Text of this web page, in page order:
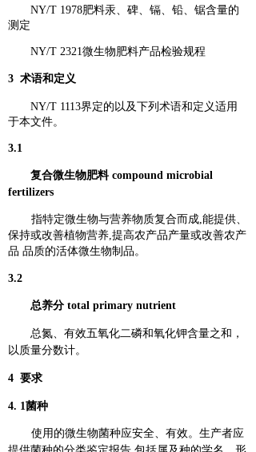
NY/T 1978肥料汞、碑、镉、铅、锯含量的
测定
NY/T 2321微生物肥料产品检验规程
3 术语和定义
NY/T 1113界定的以及下列术语和定义适用
于本文件。
3.1
复合微生物肥料 compound microbial
fertilizers
指特定微生物与营养物质复合而成,能提供、
保持或改善植物营养,提高农产品产量或改善农产
品 品质的活体微生物制品。
3.2
总养分 total primary nutrient
总氮、有效五氧化二磷和氧化钾含量之和，
以质量分数计。
4 要求
4. 1菌种
使用的微生物菌种应安全、有效。生产者应